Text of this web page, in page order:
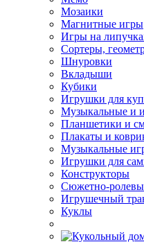
Мозаики
Магнитные игры
Игры на
Сортеры,
Шнуровки
Вкладыши
Кубики
Игрушки для
Музыкальные и
Планшетики и
Плакаты и
Музыкальные
Игрушки для
Конструкторы
Сюжетно-
Игрушечный
Куклы